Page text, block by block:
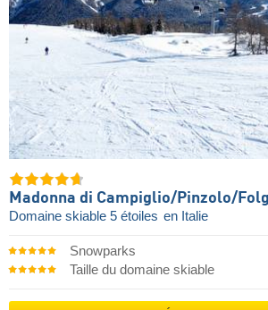
Madonna di Campiglio/​Pinzolo/​
Domaine skiable 5 étoiles en Italie
Snowparks
Taille du domaine skiable